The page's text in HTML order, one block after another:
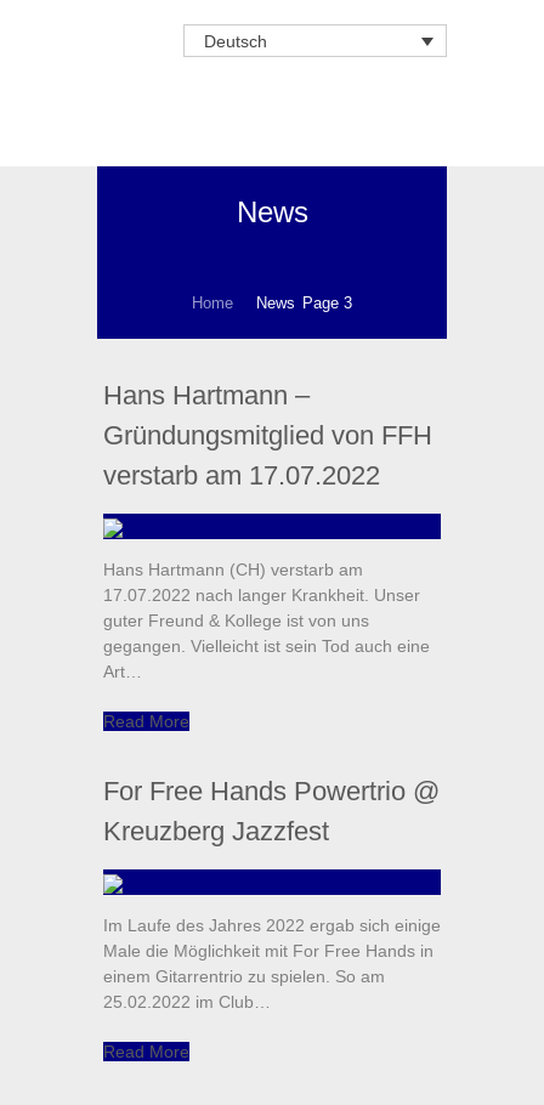
Deutsch
News
Home News Page 3
Hans Hartmann –
Gründungsmitglied von FFH
verstarb am 17.07.2022
Hans Hartmann (CH) verstarb am
17.07.2022 nach langer Krankheit. Unser
guter Freund & Kollege ist von uns
gegangen. Vielleicht ist sein Tod auch eine
Art…
Read More
For Free Hands Powertrio @
Kreuzberg Jazzfest
Im Laufe des Jahres 2022 ergab sich einige
Male die Möglichkeit mit For Free Hands in
einem Gitarrentrio zu spielen. So am
25.02.2022 im Club…
Read More